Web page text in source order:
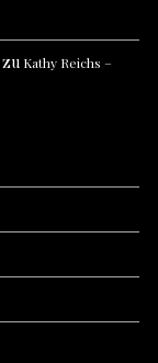
zu Kathy Reichs –